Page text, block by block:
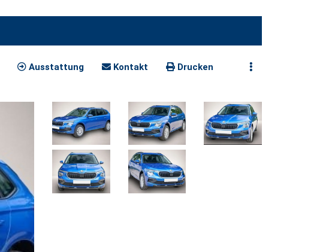
Ausstattung Kontakt Drucken